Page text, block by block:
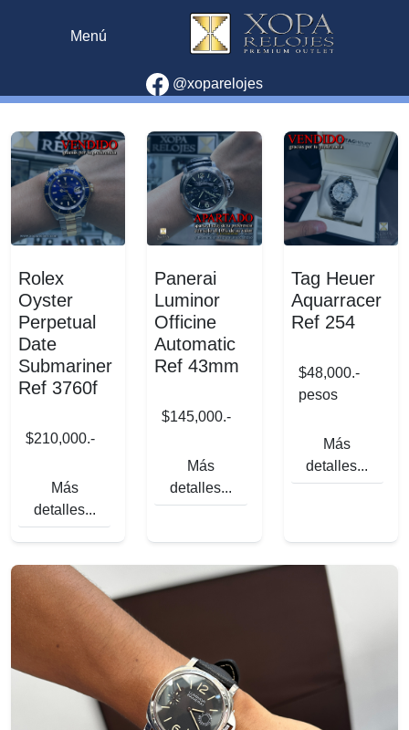
Menú
@xoparelojes
Rolex
Oyster
Perpetual
Date
Submariner
Ref 3760f
$210,000.-
Más
detalles...
Panerai
Luminor
Officine
Automatic
Ref 43mm
$145,000.-
Más
detalles...
Tag Heuer
Aquarracer
Ref 254
$48,000.-
pesos
Más
detalles...